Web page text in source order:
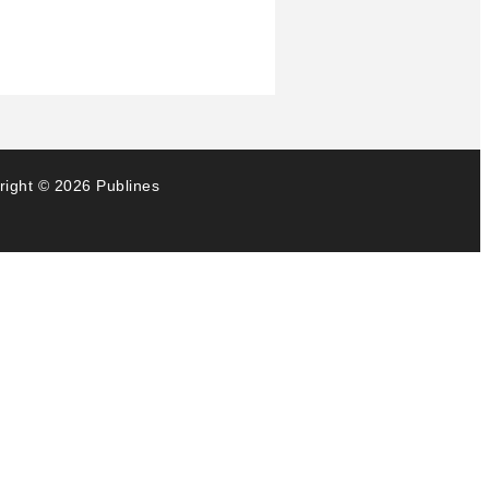
© 2026 Publines